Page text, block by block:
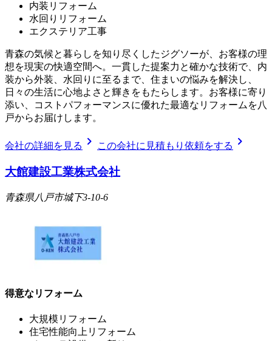
内装リフォーム
水回りリフォーム
エクステリア工事
青森の気候と暮らしを知り尽くしたジグソーが、お客様の理
想を現実の快適空間へ。一貫した提案力と確かな技術で、内
装から外装、水回りに至るまで、住まいの悩みを解決し、
日々の生活に心地よさと輝きをもたらします。お客様に寄り
添い、コストパフォーマンスに優れた最適なリフォームを八
戸からお届けします。
会社の詳細を見る chevron_right この会社に見積もり依頼をする chevron_right
大館建設工業株式会社
青森県八戸市城下3-10-6
得意なリフォーム
大規模リフォーム
住宅性能向上リフォーム